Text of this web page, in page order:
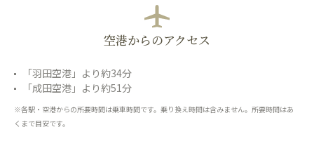
空港からのアクセス
「羽田空港」より約34分
「成田空港」より約51分
※各駅・空港からの所要時間は乗車時間です。乗り換え時間は含みません。所要時間はあ
くまで目安です。